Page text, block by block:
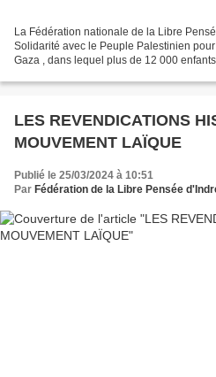
La Fédération nationale de la Libre
Solidarité avec le Peuple Palestinien
Gaza , dans lequel plus de 12 000
LES REVENDICATIONS HISTORIQUES DU
MOUVEMENT LAÏQUE
Publié le 25/03/2024 à 10:51
Par Fédération de la Libre Pensée